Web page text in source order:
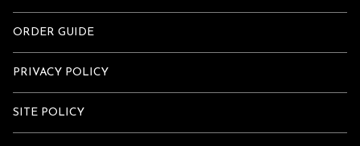
ORDER GUIDE
PRIVACY POLICY
SITE POLICY